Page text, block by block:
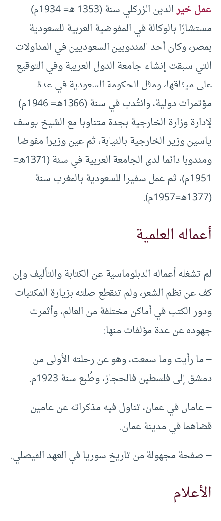
عمل خير
الدين الزركلي سنة (1353 هـ= 1934م)
مستشارًا بالوكالة في المفوضية العربية للسعودية
بمصر، وكان أحد المندوبين السعوديين في المداولات
التي سبقت إنشاء جامعة الدول العربية وفي التوقيع
على ميثاقها، ومثّل الحكومة السعودية في عدة
مؤتمرات دولية، وانتُدب في سنة (1366هـ= 1946م)
لإدارة وزارة الخارجية بجدة متناوبا مع الشيخ يوسف
ياسين وزير الخارجية بالنيابة، ثم عين وزيرا مفوضا
ومندوبا دائما لدى الجامعة العربية في سنة (1371هـ=
1951م)، ثم عمل سفيرا للسعودية بالمغرب سنة
(1377هـ=1957م).
أعماله العلمية
لم تشغله أعماله الدبلوماسية عن الكتابة والتأليف وإن
كف عن نظم الشعر، ولم تنقطع صلته بزيارة المكتبات
ودور الكتب في أماكن مختلفة من العالم، وأثمرت
جهوده عن عدة مؤلفات منها:
– ما رأيت وما سمعت، وهو عن رحلته الأولى من
دمشق إلى فلسطين فالحجاز، وطُبع سنة 1923م.
– عامان في عمان، تناول فيه مذكراته عن عامين
قضاهما في مدينة عمان.
– صفحة مجهولة من تاريخ سوريا في العهد الفيصلي.
الأعلام